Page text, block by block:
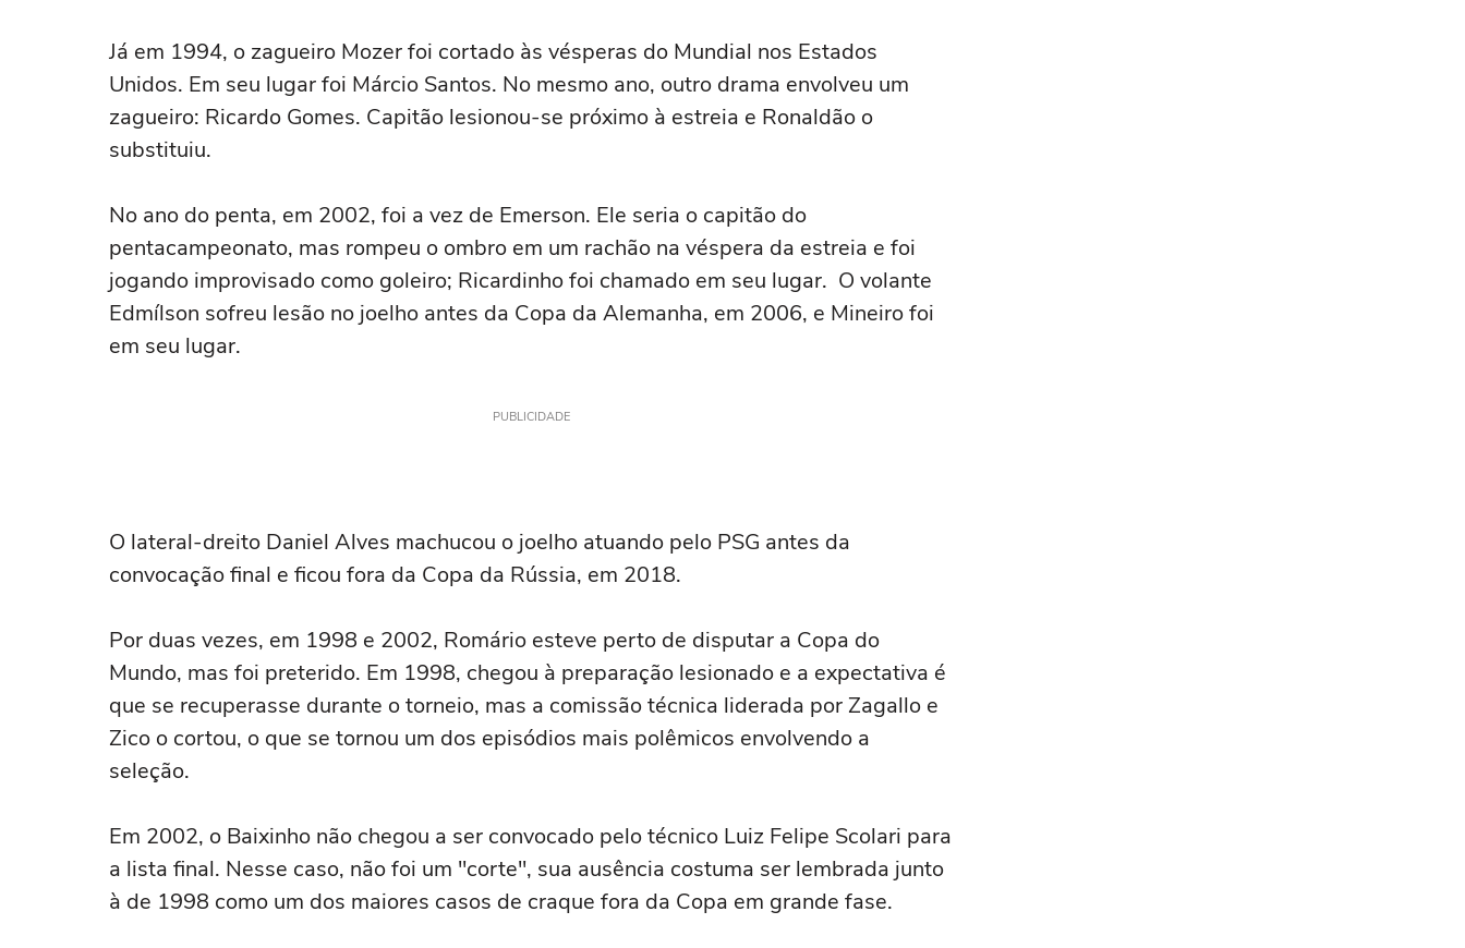
Já em 1994, o zagueiro Mozer foi cortado às vésperas do Mundial nos Estados
Unidos. Em seu lugar foi Márcio Santos. No mesmo ano, outro drama envolveu um
zagueiro: Ricardo Gomes. Capitão lesionou-se próximo à estreia e Ronaldão o
substituiu.
No ano do penta, em 2002, foi a vez de Emerson. Ele seria o capitão do
pentacampeonato, mas rompeu o ombro em um rachão na véspera da estreia e foi
jogando improvisado como goleiro; Ricardinho foi chamado em seu lugar. O volante
Edmílson sofreu lesão no joelho antes da Copa da Alemanha, em 2006, e Mineiro foi
em seu lugar.
PUBLICIDADE
O lateral-dreito Daniel Alves machucou o joelho atuando pelo PSG antes da
convocação final e ficou fora da Copa da Rússia, em 2018.
Por duas vezes, em 1998 e 2002, Romário esteve perto de disputar a Copa do
Mundo, mas foi preterido. Em 1998, chegou à preparação lesionado e a expectativa é
que se recuperasse durante o torneio, mas a comissão técnica liderada por Zagallo e
Zico o cortou, o que se tornou um dos episódios mais polêmicos envolvendo a
seleção.
Em 2002, o Baixinho não chegou a ser convocado pelo técnico Luiz Felipe Scolari para
a lista final. Nesse caso, não foi um "corte", sua ausência costuma ser lembrada junto
à de 1998 como um dos maiores casos de craque fora da Copa em grande fase.